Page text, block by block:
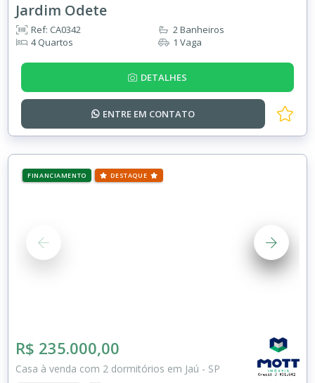
Jardim Odete
Ref: CA0342
4 Quartos
2 Banheiros
1 Vaga
DETALHES
ENTRE EM CONTATO
FINANCIAMENTO DESTAQUE
R$ 235.000,00
Casa à venda com 2 dormitórios em Jaú - SP